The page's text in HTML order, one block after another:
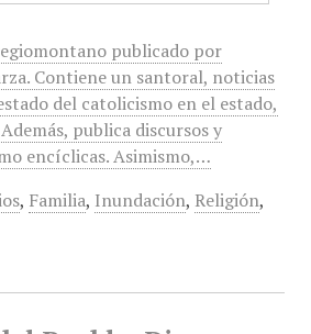
publicado por
Contiene un santoral, noticias
del catolicismo en el estado,
publica discursos y
encíclicas. Asimismo,…
, Familia, Inundación, Religión,